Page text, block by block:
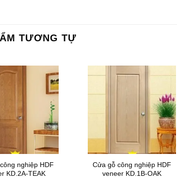
TƯƠNG TỰ
nghiệp HDF
KD.2A-TEAK
Cửa gỗ công nghiệp HDF
veneer KD.1B-OAK